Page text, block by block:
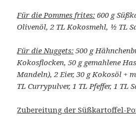
Für die Pommes frites: 600 g
Olivenöl, 2 TL Kokosmehl, ½ TL
Für die Nuggets: 500 g
Kokosflocken, 50 g gemahlene
Mandeln), 2 Eier, 30 g Kokosöl +
TL Currypulver, 1 TL Pfeffer, 1 TL
Zubereitung der Süßkartoffel-